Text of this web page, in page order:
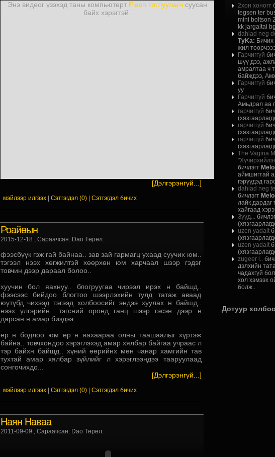
2хон хоногт
tegsen ter
mini boltson
kk jargaltai
dahiad neg
ТуKа: Бичих
жил
Гарчиггүй
шүү дээ,
амралтаа ч
байждээ,
Гарчиггүй
уу
Гарчиггүй
Амьдрал аа
гарчиггүй
гарчиггүй
гарчиггүй
The Vagina
бичлэгт
аймшигтай
гэрүүдэд
dahiad neg
бичлэгт
лайк дардаг
хайгаад
Зүүд...
uzen yadalt
uzen yadalt
zugeer l..
дэлхийн
чадахгүй
хол хэмээх
болж..
Дотуур холбоо
Энэ видеог үзэхэд таны компьютерт Flash тоглуулагчсуусан
байх хэрэгтэй.
[Дэлгэрэнгүй...]
мэйлээр илгээх Сэтгэгдэл (0)| Сэтгэгдэл бичих
Роайөын
2015-12-18 , Сараачсан: Dao Төрөл:
фээсбүүк гэж гай байнаа.. зав зай гармагц ухаад суучих юм..
тэгээл нээх хөгжилтэй хөөрхөн юм харчаал шээр гэдэг
товчин дээр дараал болоо..
хуучин бол яахнуу.. блогруугаа чирээл ирэх н байшд..
фээсээс бийдоо блогтоо шээрлэхийн тулд татаж аваад
юүтүбд чихээд тэгээд холбоосийг эндээ хуулах н байшд..
нээх үлгэрийн.. тэгсний оронд ганц шээр гэсэн дээр н
дарсан н амар биздээ..
ер н бодлоо юм ер н яахаараа олны таашаалыг хүртэж
байна.. товчхондоо хэрэглэхэд амар хялбар байгаа учраас л
тэр байхн байшд.. хүний өөрийнх мөн чанар хамгийн тав
тухтай амар хялбар зүйлийг л хэрэглээндээ тааруулаад
сонгочихдо...
[Дэлгэрэнгүй...]
мэйлээр илгээх Сэтгэгдэл (0)| Сэтгэгдэл бичих
Наян Наваа
2011-09-09 , Сараачсан: Dao Төрөл: